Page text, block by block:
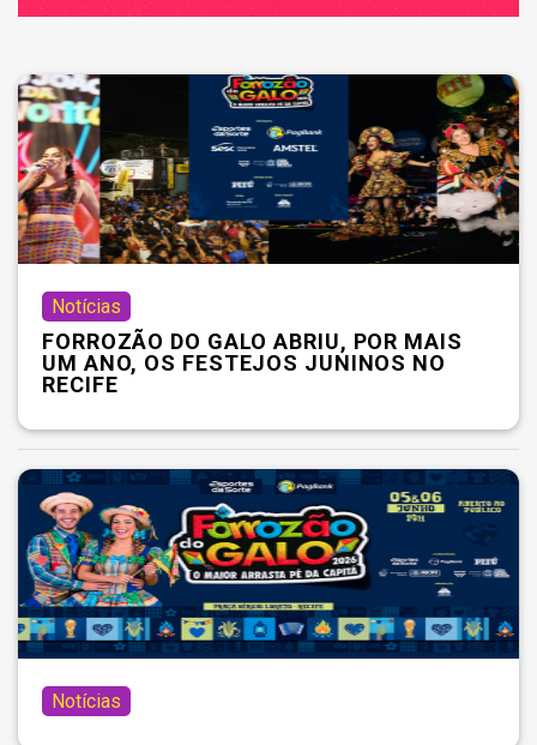
Notícias
FORROZÃO DO GALO ABRIU, POR MAIS
UM ANO, OS FESTEJOS JUNINOS NO
RECIFE
Notícias